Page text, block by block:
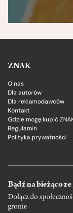
ZNAK
O nas
Dla autorów
Dla reklamodawców
Kontakt
Gdzie mogę kupić
Regulamin
Polityka prywatności
Bądź na bieżąco
Dołącz do
gronie